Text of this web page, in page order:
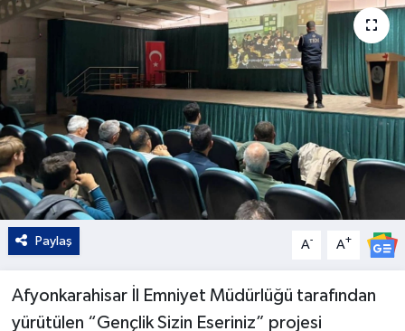
Paylaş A- A+
Afyonkarahisar İl Emniyet Müdürlüğü tarafından
yürütülen “Gençlik Sizin Eseriniz” projesi